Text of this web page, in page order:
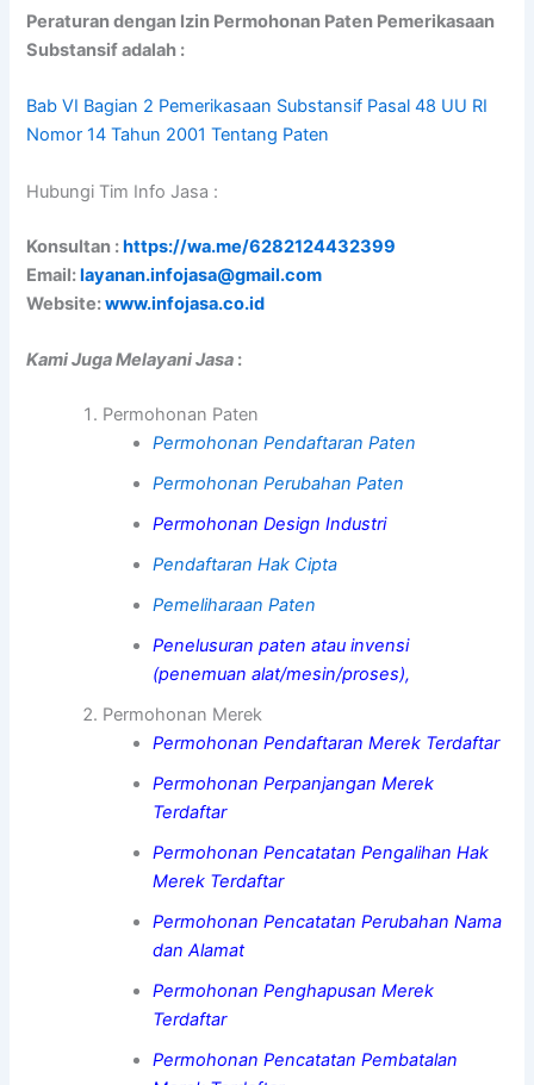
Peraturan dengan Izin Permohonan Paten Pemerikasaan
Substansif adalah :
Bab VI Bagian 2 Pemerikasaan Substansif Pasal 48 UU RI
Nomor 14 Tahun 2001 Tentang Paten
Hubungi Tim Info Jasa :
Konsultan :https://wa.me/6282124432399
Email:layanan.infojasa@gmail.com
Website:www.infojasa.co.id
Kami Juga Melayani Jasa :
Permohonan Paten
Permohonan Pendaftaran Paten
Permohonan Perubahan Paten
Permohonan Design Industri
Pendaftaran Hak Cipta
Pemeliharaan Paten
Penelusuran paten atau invensi
(penemuan alat/mesin/proses),
Permohonan Merek
Permohonan Pendaftaran Merek Terdaftar
Permohonan Perpanjangan Merek
Terdaftar
Permohonan Pencatatan Pengalihan Hak
Merek Terdaftar
Permohonan Pencatatan Perubahan Nama
dan Alamat
Permohonan Penghapusan Merek
Terdaftar
Permohonan Pencatatan Pembatalan